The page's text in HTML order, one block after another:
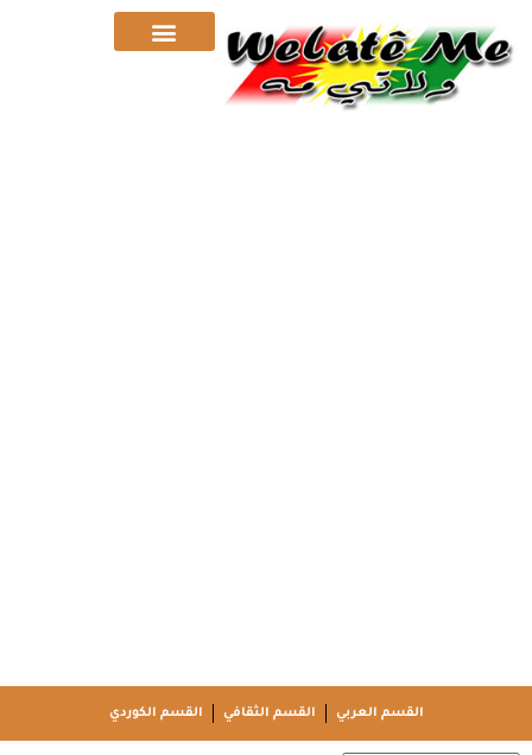
القسم العربي القسم الثقافي القسم الكوردي